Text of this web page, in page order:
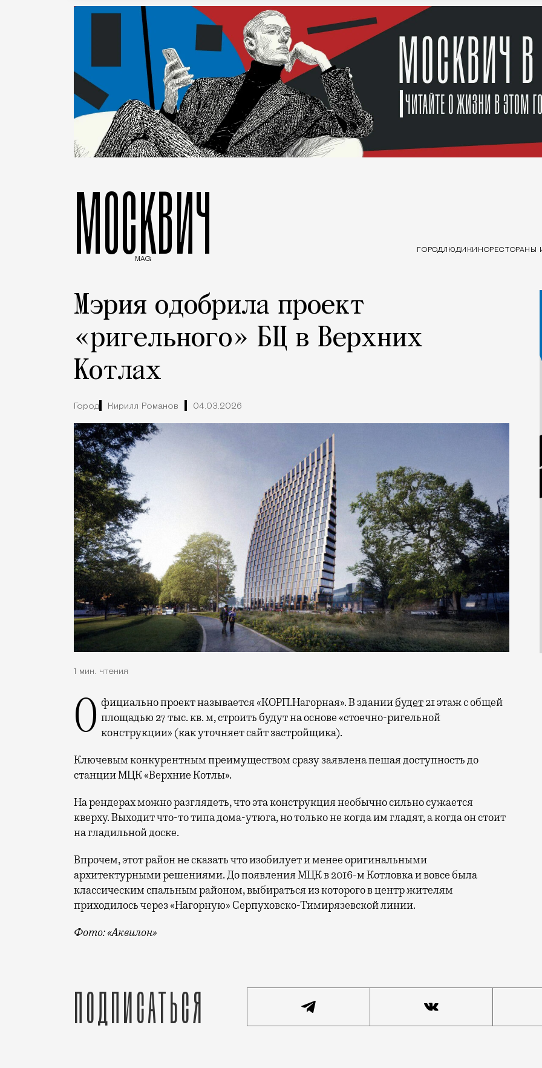
МОСКВИЧ
MAG
ГОРОДЛЮДИ КИНОРЕСТОРАНЫ
Мэрия одобрила проект
«ригельного» БЦ в Верхних
Котлах
Город Кирилл Романов 04.03.2026
1 мин. чтения
Официально проект называется «КОРП.Нагорная». В зданиибудет21 этаж с общей
площадью 27 тыс. кв. м, строить будут на основе «стоечно-ригельной
конструкции» (как уточняет сайт застройщика).
Ключевым конкурентным преимуществом сразу заявлена пешая доступность до
станции МЦК «Верхние Котлы».
На рендерах можно разглядеть, что эта конструкция необычно сильно сужается
кверху. Выходит что-то типа дома-утюга, но только не когда им гладят, а когда он стоит
на гладильной доске.
Впрочем, этот район не сказать что изобилует и менее оригинальными
архитектурными решениями. До появления МЦК в 2016-м Котловка и вовсе была
классическим спальным районом, выбираться из которого в центр жителям
приходилось через «Нагорную» Серпуховско-Тимирязевской линии.
Фото: «Аквилон»
Подписаться